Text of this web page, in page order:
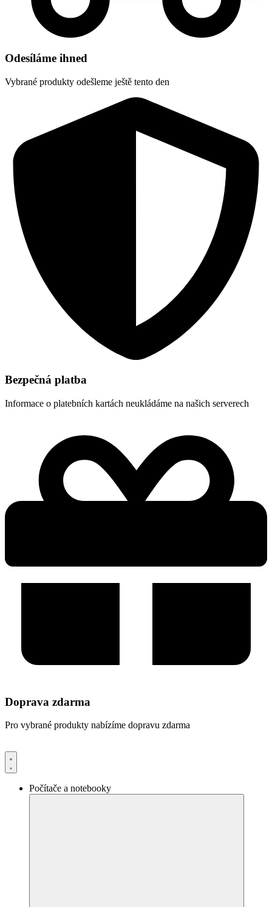
Odesíláme ihned
Vybrané produkty odešleme ještě tento den
Bezpečná platba
Informace o platebních kartách neukládáme na našich serverech
Doprava zdarma
Pro vybrané produkty nabízíme dopravu zdarma
Počítače a notebooky